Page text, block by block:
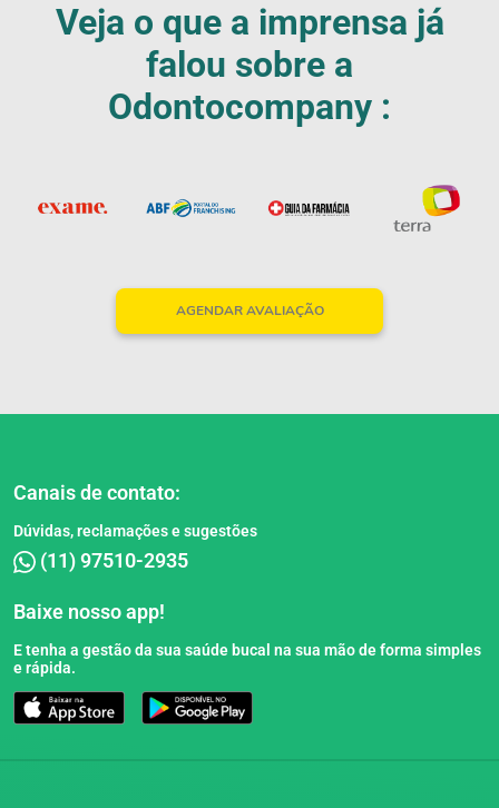
Nossos Parceiros
Veja o que a imprensa já
falou sobre a
Odontocompany :
AGENDAR AVALIAÇÃO
Canais de contato:
Dúvidas, reclamações e sugestões
(11) 97510-2935
Baixe nosso app!
E tenha a gestão da sua saúde bucal na sua mão de forma simples
e rápida.